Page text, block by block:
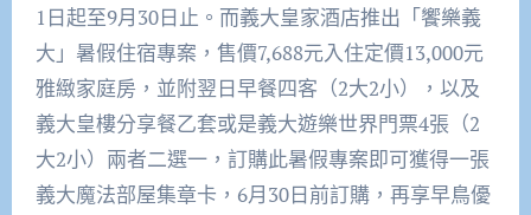
1日起至9月30日止。而義大皇家酒店推出「饗樂義
大」暑假住宿專案，售價7,688元入住定價13,000元
雅緻家庭房，並附翌日早餐四客（2大2小），以及
義大皇樓分享餐乙套或是義大遊樂世界門票4張（2
大2小）兩者二選一，訂購此暑假專案即可獲得一張
義大魔法部屋集章卡，6月30日前訂購，再享早鳥優